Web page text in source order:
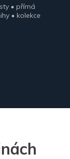
• přímá
• kolekce